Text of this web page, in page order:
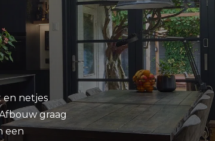
en netjes
graag
een